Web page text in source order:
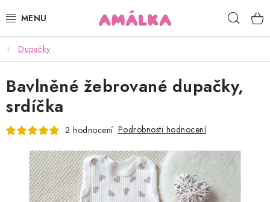
na
KOJENECKÉ, DĚTSKÉ OBLEČENÍ
ČEPICE, RUKAVICE, NÁKRČNÍKY
OSUŠKY, BRYNDÁKY, DEKY, DOPLŇKY
POUKAZY
Dupačky
Bavlněné žebrované dupačky,
srdíčka
2 hodnocení Podrobnosti hodnocení